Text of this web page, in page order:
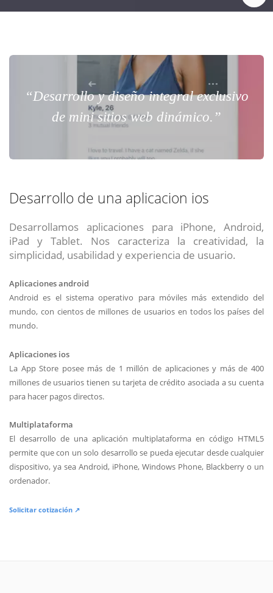
“Desarrollo y diseño integral exclusivo
de mini sitios web dinámico.”
Desarrollo de una aplicacion ios
Desarrollamos aplicaciones para iPhone, Android,
iPad y Tablet. Nos caracteriza la creatividad, la
simplicidad, usabilidad y experiencia de usuario.
Aplicaciones android
Android es el sistema operativo para móviles más extendido del
mundo, con cientos de millones de usuarios en todos los países del
mundo.
Aplicaciones ios
La App Store posee más de 1 millón de aplicaciones y más de 400
millones de usuarios tienen su tarjeta de crédito asociada a su cuenta
para hacer pagos directos.
Multiplataforma
El desarrollo de una aplicación multiplataforma en código HTML5
permite que con un solo desarrollo se pueda ejecutar desde cualquier
dispositivo, ya sea Android, iPhone, Windows Phone, Blackberry o un
ordenador.
Solicitar cotización ↗